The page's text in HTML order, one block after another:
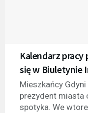
Kalendarz pracy
się w Biuletynie
Mieszkańcy
prezydent miasta
spotyka. We